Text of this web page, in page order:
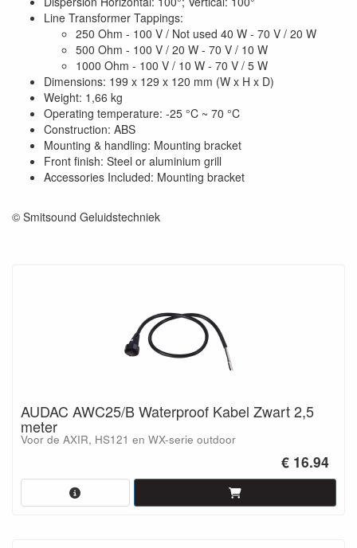
Line Transformer Tappings:
250 Ohm - 100 V / Not used 40 W - 70 V / 20 W
500 Ohm - 100 V / 20 W - 70 V / 10 W
1000 Ohm - 100 V / 10 W - 70 V / 5 W
Dimensions: 199 x 129 x 120 mm (W x H x D)
Weight: 1,66 kg
Operating temperature: -25 °C ~ 70 °C
Construction: ABS
Mounting & handling: Mounting bracket
Front finish: Steel or aluminium grill
Accessories Included: Mounting bracket
© Smitsound Geluidstechniek
AUDAC AWC25/B Waterproof Kabel Zwart 2,5
meter
Voor de AXIR, HS121 en WX-serie outdoor
€ 16.94